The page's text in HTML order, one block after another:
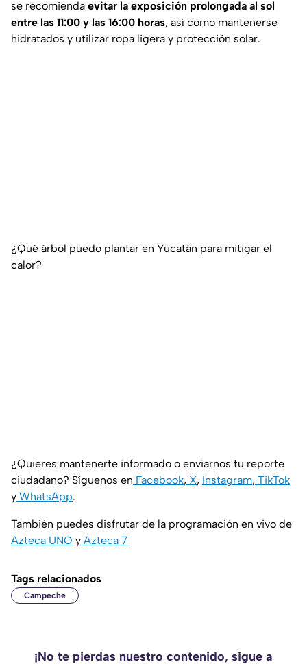
se recomienda evitar la exposición prolongada al sol
entre las 11:00 y las 16:00 horas, así como mantenerse
hidratados y utilizar ropa ligera y protección solar.
¿Qué árbol puedo plantar en Yucatán para mitigar el
calor?
¿Quieres mantenerte informado o enviarnos tu reporte
ciudadano? Síguenos en Facebook, X, Instagram, TikTok
y WhatsApp.
También puedes disfrutar de la programación en vivo de
Azteca UNO y Azteca 7
Tags relacionados
Campeche
¡No te pierdas nuestro contenido, sigue a